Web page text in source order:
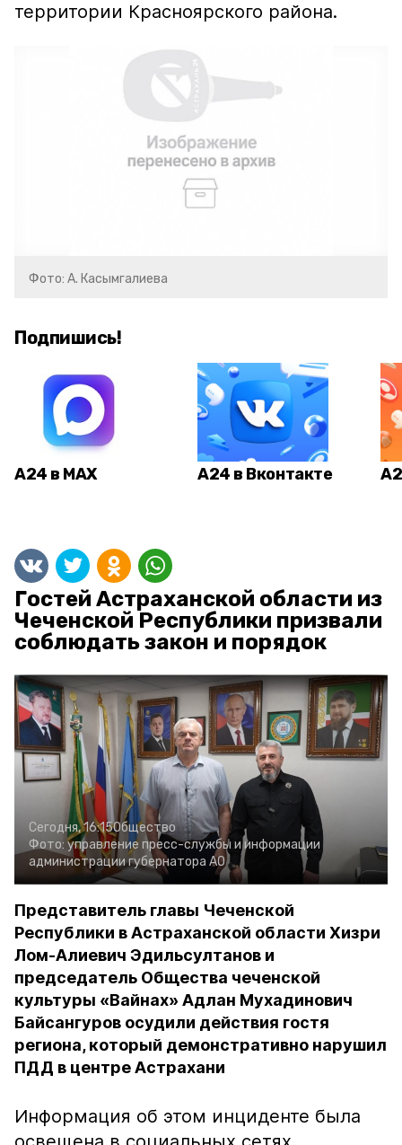
территории Красноярского района.
Фото: А. Касымгалиева
Подпишись!
А24 в MAX А24 в Вконтакте
Гостей Астраханской области из
Чеченской Республики призвали
соблюдать закон и порядок
Сегодня, 16:15Общество
Фото: управление пресс-службы и информации
администрации губернатора АО
Представитель главы Чеченской
Республики в Астраханской области Хизри
Лом-Алиевич Эдильсултанов и
председатель Общества чеченской
культуры «Вайнах» Адлан Мухадинович
Байсангуров осудили действия гостя
региона, который демонстративно нарушил
ПДД в центре Астрахани
Информация об этом инциденте была